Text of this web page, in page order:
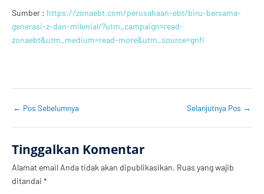
Sumber : https://zonaebt.com/perusahaan-ebt/biru-bersama-
generasi-z-dan-milenial/?utm_campaign=read-
zonaebt&utm_medium=read-more&utm_source=gnfi
← Pos Sebelumnya Selanjutnya Pos →
Tinggalkan Komentar
Alamat email Anda tidak akan dipublikasikan. Ruas yang wajib
ditandai *